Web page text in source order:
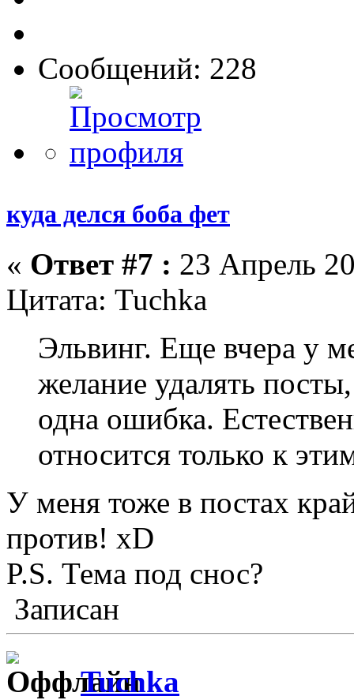
Сообщений: 228
куда делся боба фет
« Ответ #7 : 23 Апрель
Цитата: Tuchka
Эльвинг. Еще вчера у
желание удалять
одна ошибка.
относится только к
У меня тоже в постах
против! xD
P.S. Тема под снос?
Записан
Tuchka